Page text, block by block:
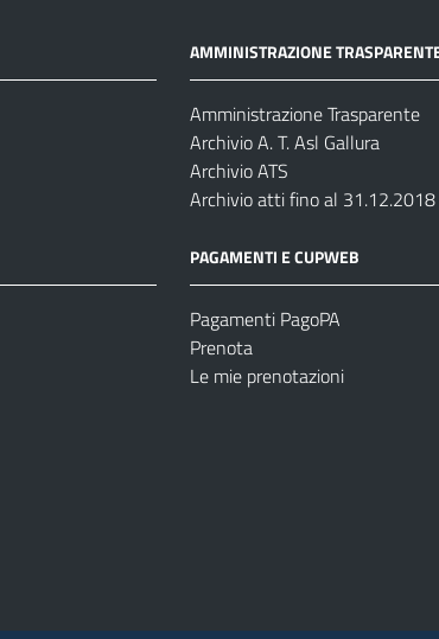
AMMINISTRAZIONE
Amministrazione Trasparente
Archivio A. T. Asl Gallura
Archivio ATS
Archivio atti fino al 31.12.2018
PAGAMENTI E CUPWEB
Pagamenti PagoPA
Prenota
Le mie prenotazioni